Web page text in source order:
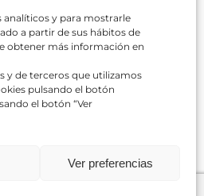
analíticos y para mostrarle
a partir de sus hábitos de
obtener más información en
y de terceros que utilizamos
pulsando el botón
el botón “Ver
Ver preferencias
de Privacidad